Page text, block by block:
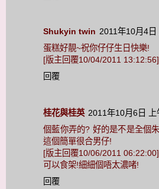
Shukyin twin 2011年10月4日
蛋糕好靚~祝你仔仔生日快樂!
[版主回覆10/04/2011
回覆
桂花與桂英 2011年10月6日 上
個藍你弄的? 好的是不是全個
這個簡單很合男仔!
[版主回覆10/06/2011
可以食架!細細個唔太濃啫!
回覆